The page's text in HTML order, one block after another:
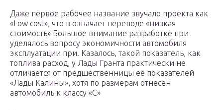
Даже первое рабочее название звучало проекта как
«Low cost», что в означает переводе «низкая
стоимость» Большое внимание разработке при
уделялось вопросу экономичности автомобиля
эксплуатации при. Казалось, такой показатель, как
топлива расход, у Лады Гранта практически не
отличается от предшественницы её показателей
«Лады Калины», хотя по размерам отнесён
автомобиль к классу «С»